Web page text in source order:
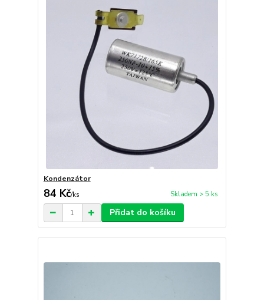
Kondenzátor
84 Kč/ks Skladem > 5 ks
Přidat do košíku